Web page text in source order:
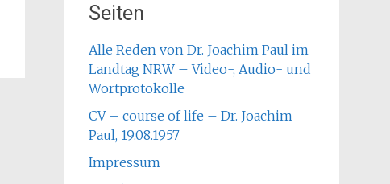
Seiten
Alle Reden von Dr. Joachim Paul im
Landtag NRW – Video-, Audio- und
Wortprotokolle
CV – course of life – Dr. Joachim
Paul, 19.08.1957
Impressum